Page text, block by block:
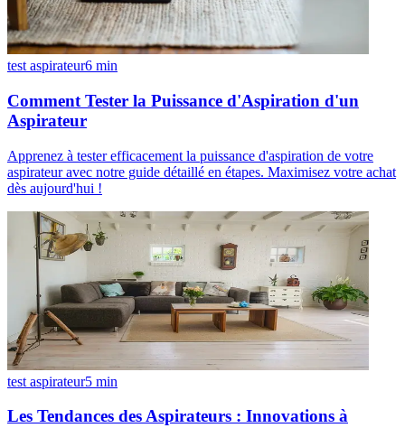
test aspirateur6 min
Comment Tester la Puissance d'Aspiration d'un
Aspirateur
Apprenez à tester efficacement la puissance d'aspiration de votre
aspirateur avec notre guide détaillé en étapes. Maximisez votre achat
dès aujourd'hui !
test aspirateur5 min
Les Tendances des Aspirateurs : Innovations à